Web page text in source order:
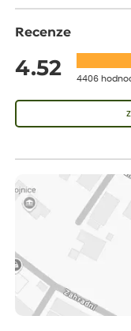
Recenze
4.52 4406
Měla jsem
sazenicemi
Miroslava
Rostliny byly v
Doporučuji :).
my chybělo,